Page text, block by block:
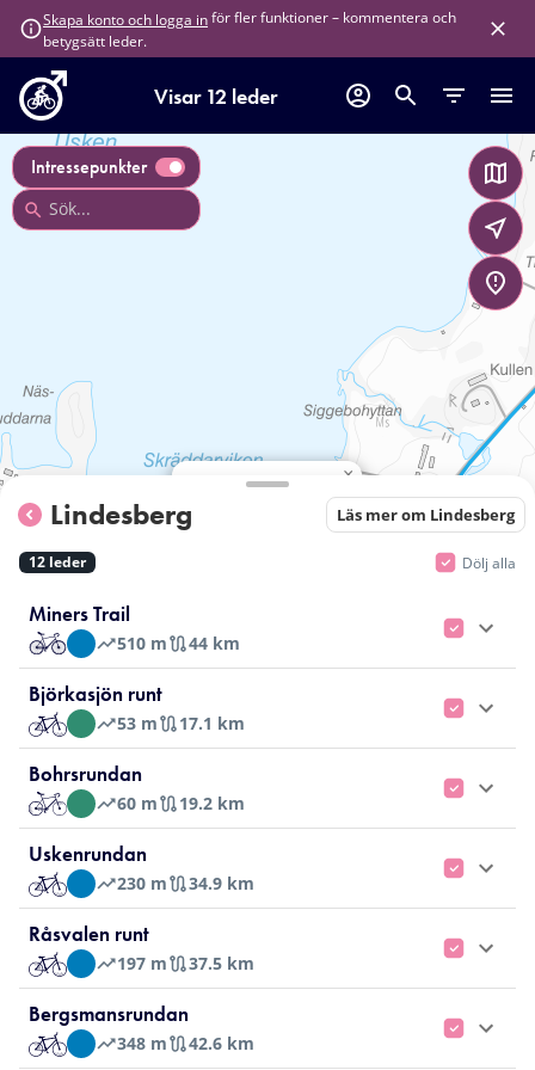
Skapa konto och logga inför fler funktioner – kommentera och
betygsätt leder.
Visar 12 leder
Intressepunkter
Öskeviksbadet
×
Lindesberg Läs mer om Lindesberg
12 leder Dölj alla
Miners Trail
510 m 44 km
Björkasjön runt
53 m 17.1 km
Bohrsrundan
60 m 19.2 km
Uskenrundan
230 m 34.9 km
Råsvalen runt
197 m 37.5 km
Bergsmansrundan
348 m 42.6 km